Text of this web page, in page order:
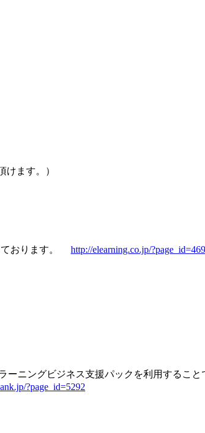
ます。）
ております。 http://elearning.co.jp/
ニングビジネス支援パックを利用するこ
?page_id=5292